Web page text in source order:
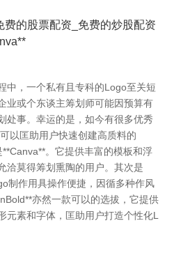
费的股票配资_免费的炒股配资
中，一个私有且专科的Logo至关短
业或个东谈主筹划师可能因预算有
处事。幸运的是，如今有很多优秀
以匡助用户快速创建高质料的
。它提供丰富的模板和浮
洽莫得筹划熏陶的用户。其次是
制作用具操作便捷，因循多种作风
亦然一款可以的选拔，它提供
元素和字体，匡助用户打造个性化L